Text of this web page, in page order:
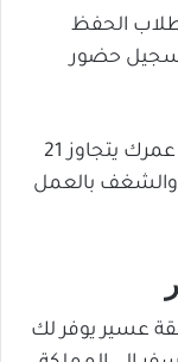
طلاب الحفظ
حضور
ويمكنك التقديم على هذه الفرصة إن كان عمرك يتجاوز 21
والشغف بالعمل
عسير يوفر لك